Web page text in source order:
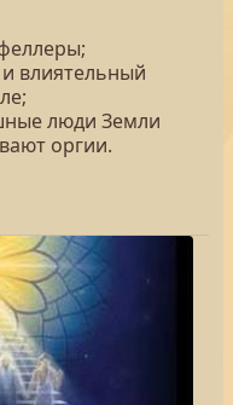
влиятельный
люди Земли
оргии.